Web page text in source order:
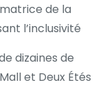
de la
l’inclusivité
dizaines de
et Deux Étés